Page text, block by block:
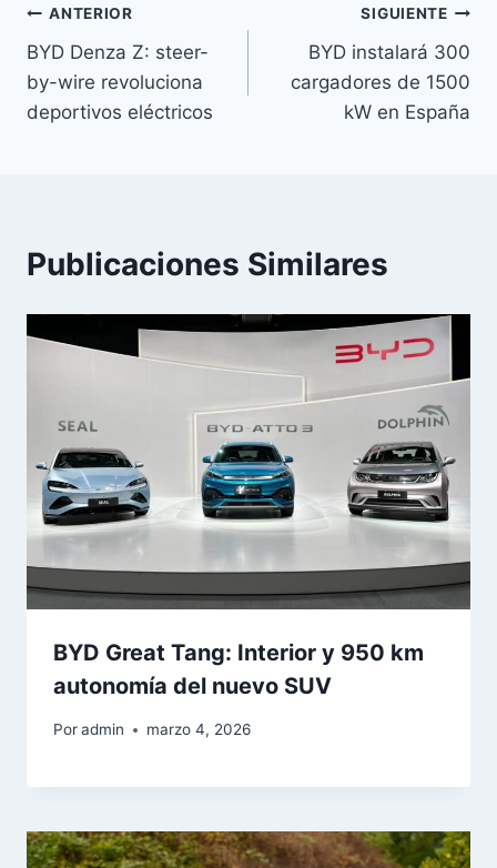
Navegación
de
entradas
ANTERIOR
BYD Denza Z: steer-
by-wire revoluciona
deportivos eléctricos
SIGUIENTE
BYD instalará 300
cargadores de 1500
kW en España
Publicaciones Similares
BYD Great Tang: Interior y 950 km
autonomía del nuevo SUV
Poradmin marzo 4, 2026